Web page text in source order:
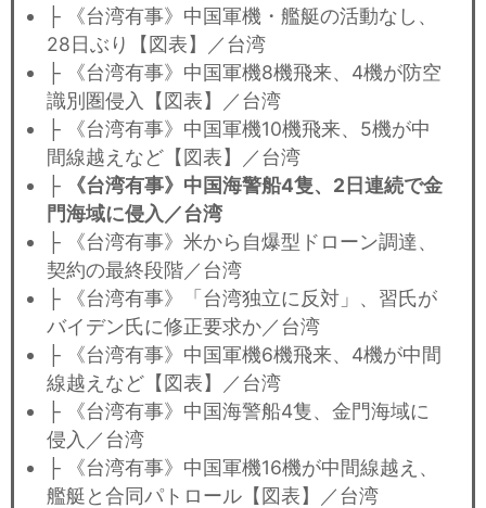
├ 《台湾有事》中国軍機・艦艇の活動なし、
28日ぶり【図表】／台湾
├ 《台湾有事》中国軍機8機飛来、4機が防空
識別圏侵入【図表】／台湾
├ 《台湾有事》中国軍機10機飛来、5機が中
間線越えなど【図表】／台湾
├
《台湾有事》中国海警船4隻、2日連続で金
門海域に侵入／台湾
├ 《台湾有事》米から自爆型ドローン調達、
契約の最終段階／台湾
├ 《台湾有事》「台湾独立に反対」、習氏が
バイデン氏に修正要求か／台湾
├ 《台湾有事》中国軍機6機飛来、4機が中間
線越えなど【図表】／台湾
├ 《台湾有事》中国海警船4隻、金門海域に
侵入／台湾
├ 《台湾有事》中国軍機16機が中間線越え、
艦艇と合同パトロール【図表】／台湾